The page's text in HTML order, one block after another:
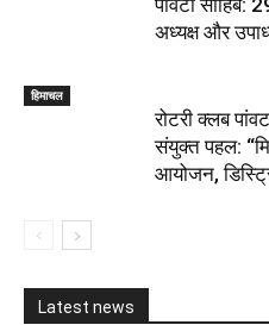
पांवटा साहिब:
अध्यक्ष और
हिमाचल
​रोटरी क्लब
संयुक्त पहल:
आयोजन,
Latest news